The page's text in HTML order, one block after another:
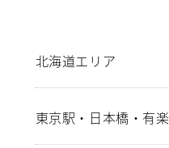
北海道エリア
東京駅・日本橋・有